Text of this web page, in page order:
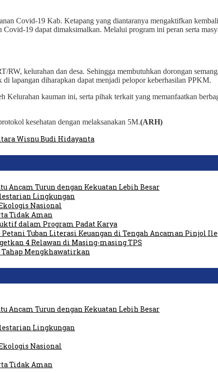
Covid-19 Kab. Ketapang yang diantaranya mengaktifkan
19 dapat dimaksimalkan. Melalui program ini peran serta
kelurahan dan desa. Sehingga membutuhkan dorongan
lapangan diharapkan dapat menjadi pelopor keberhasilan PPKM.
Kelurahan kauman ini, serta pihak terkait yang memanfaatkan
kesehatan dengan melaksanakan 5M.(ARH)
Wisnu Budi Hidayanta
Ancam Turun dengan Kekuatan Lebih Besar
Lingkungan
Nasional
Tidak Aman
dalam Program Padat Karya
Petani Tuban Literasi Keuangan di Tengah Ancaman Pinjol
4 Relawan di Masing-masing TPS
Tahap Mengkhawatirkan
Ancam Turun dengan Kekuatan Lebih Besar
Lingkungan
Nasional
Tidak Aman